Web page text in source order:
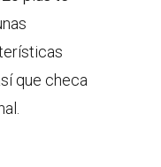
que checa